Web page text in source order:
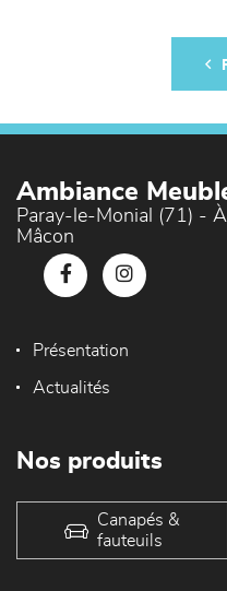
Ambiance
Paray-le-Monial (71) -
Mâcon
Présentation
Actualités
Nos produits
Canapés &
fauteuils